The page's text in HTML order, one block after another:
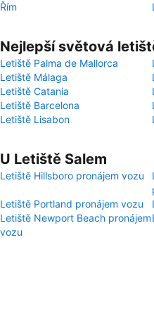
Řím
Nejlepší světová
Letiště Palma de Mallorca
Letiště Málaga
Letiště Catania
Letiště Barcelona
Letiště Lisabon
U Letiště Salem
Letiště Hillsboro pronájem vozu
Letiště Portland pronájem vozu
Letiště Newport Beach pronájem
vozu